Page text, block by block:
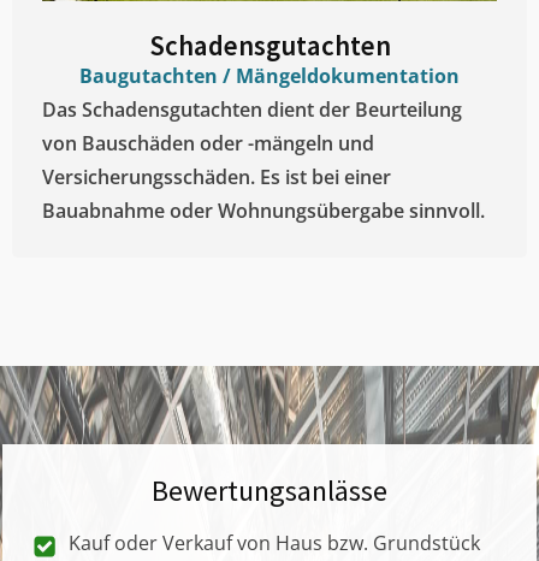
Schadensgutachten
Baugutachten / Mängeldokumentation
Das Schadensgutachten dient der Beurteilung
von Bauschäden oder -mängeln und
Versicherungsschäden. Es ist bei einer
Bauabnahme oder Wohnungsübergabe sinnvoll.
Bewertungsanlässe
Kauf oder Verkauf von Haus bzw. Grundstück